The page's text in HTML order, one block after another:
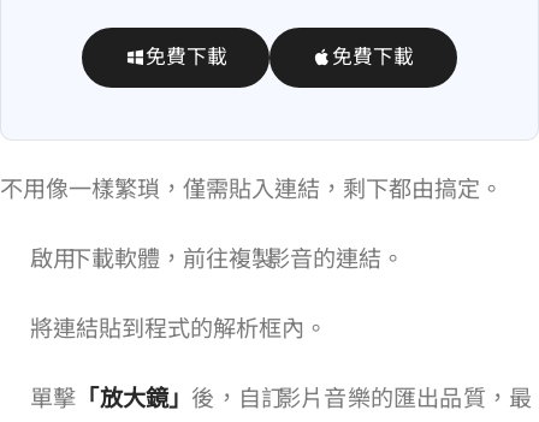
免費下載 免費下載
不用像 youtube-dl 一樣繁瑣，僅需貼入連結，剩下都由 VideoHunter 搞定。
啟用 YouTube 下載軟體，前往複製 YouTube 影音的連結。
將連結貼到程式的解析框內。
單擊 「放大鏡」 後，自訂 YouTube 影片/音樂的匯出品質，最